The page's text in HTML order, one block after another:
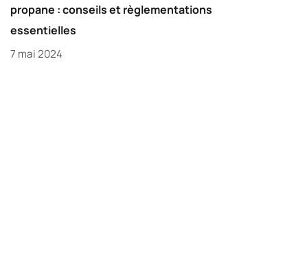
propane : conseils et règlementations
essentielles
7 mai 2024